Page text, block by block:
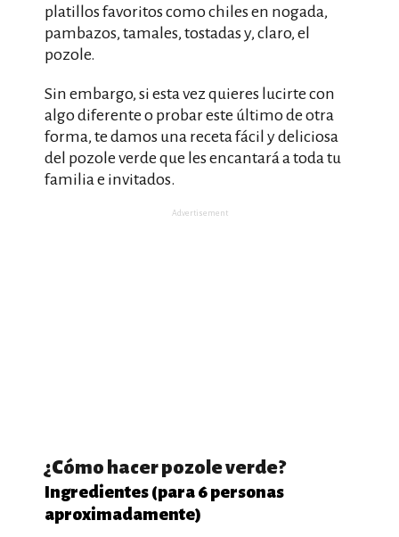
platillos favoritos como chiles en nogada,
pambazos, tamales, tostadas y, claro, el
pozole.
Sin embargo, si esta vez quieres lucirte con
algo diferente o probar este último de otra
forma, te damos una receta fácil y deliciosa
del pozole verde que les encantará a toda tu
familia e invitados.
Advertisement
¿Cómo hacer pozole verde?
Ingredientes (para 6 personas
aproximadamente)